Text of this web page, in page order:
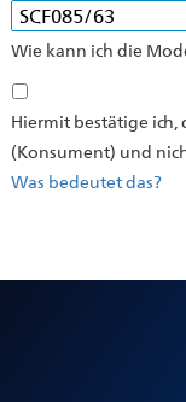
Wie kann ich die
Hiermit bestätige ich,
(Konsument) und
Was bedeutet das?